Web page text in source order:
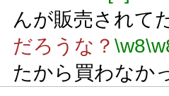
んが販売されて
だろうな？ \w8
たから買わなか